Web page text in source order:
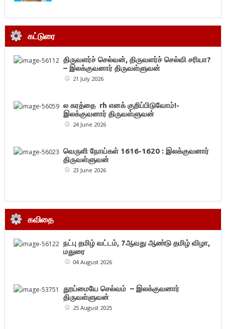
கட்டுரை
திருவளர்ச் செல்வன், திருவளர்ச் செல்வி சரியா?
– இலக்குவனார் திருவள்ளுவன்
21 July 2026
ல கரத்தை rh எனக் குறிப்பிடுவோம்!-
இலக்குவனார் திருவள்ளுவன்
24 June 2026
வெருளி நோய்கள் 1616-1620 : இலக்குவனார்
திருவள்ளுவன்
23 June 2026
கவிதை
நட்பு தமிழ் வட்டம், 7ஆவது ஆண்டு தமிழ் விழா,
மதுரை
04 August 2026
தூய்மையே செல்வம் – இலக்குவனார்
திருவள்ளுவன்
25 August 2025